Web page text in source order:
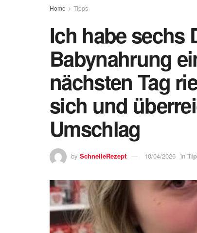
Home Tipps
Ich habe sechs
Babynahrung
nächsten Tag
sich und
Umschlag
by SchnelleRezept 10/04/2026 in